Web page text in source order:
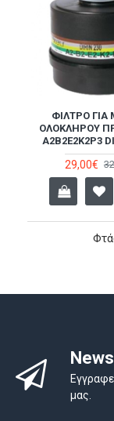
ΦΊΛΤΡΟ
ΟΛΟΚΛΉΡΟΥ
A2B2E2K2P3
29,00€
μας.